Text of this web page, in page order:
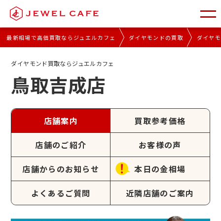
最新相場で高価買取ならジュエルカフェ ダイヤモンドの買取 ダイヤ
ダイヤモンド買取ならジュエルカフェ
鳥取吉成店
店舗案内 買取参考価格
店舗のご紹介 お客様の声
店舗からのお知らせ 本日の金相場
よくあるご質問 近隣店舗のご案内